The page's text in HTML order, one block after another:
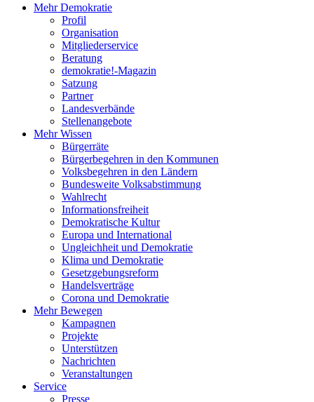
Mehr Demokratie
Profil
Organisation
Mitgliederservice
Beratung
demokratie!-Magazin
Satzung
Partner
Landesverbände
Stellenangebote
Mehr Wissen
Bürgerräte
Bürgerbegehren in den Kommunen
Volksbegehren in den Ländern
Bundesweite Volksabstimmung
Wahlrecht
Informationsfreiheit
Demokratische Kultur
Europa und International
Ungleichheit und Demokratie
Klima und Demokratie
Gesetzgebungsreform
Handelsverträge
Corona und Demokratie
Mehr Bewegen
Kampagnen
Projekte
Unterstützen
Nachrichten
Veranstaltungen
Service
Presse